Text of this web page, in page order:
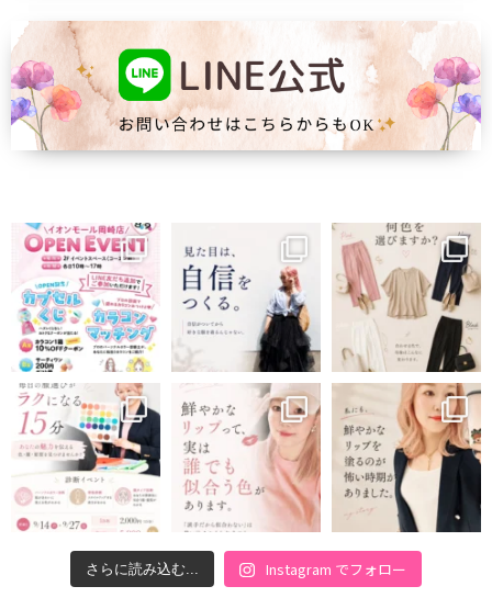
さらに読み込む... Instagram でフォロー